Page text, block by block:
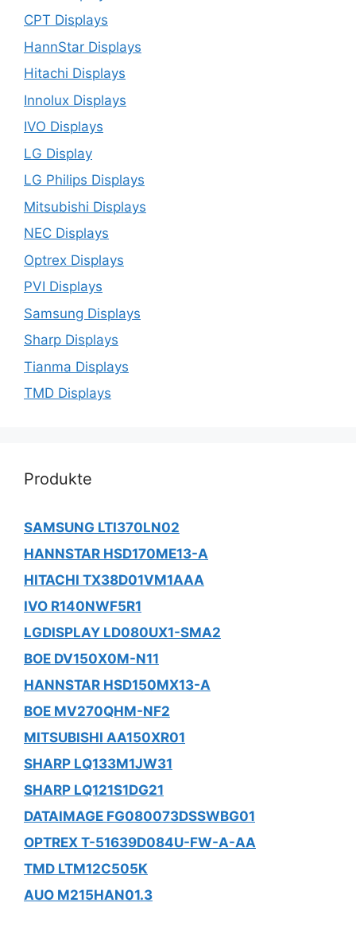
CPT Displays
HannStar Displays
Hitachi Displays
Innolux Displays
IVO Displays
LG Display
LG Philips Displays
Mitsubishi Displays
NEC Displays
Optrex Displays
PVI Displays
Samsung Displays
Sharp Displays
Tianma Displays
TMD Displays
Produkte
SAMSUNG LTI370LN02
HANNSTAR HSD170ME13-A
HITACHI TX38D01VM1AAA
IVO R140NWF5R1
LGDISPLAY LD080UX1-SMA2
BOE DV150X0M-N11
HANNSTAR HSD150MX13-A
BOE MV270QHM-NF2
MITSUBISHI AA150XR01
SHARP LQ133M1JW31
SHARP LQ121S1DG21
DATAIMAGE FG080073DSSWBG01
OPTREX T-51639D084U-FW-A-AA
TMD LTM12C505K
AUO M215HAN01.3